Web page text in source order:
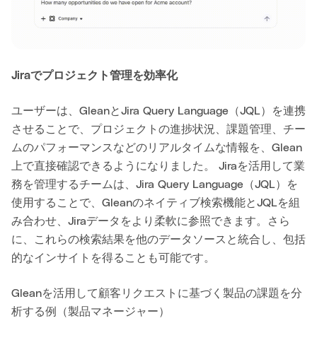
Jiraでプロジェクト管理を効率化
ユーザーは、GleanとJira Query Language（JQL）を連携
させることで、プロジェクトの進捗状況、課題管理、チー
ムのパフォーマンスなどのリアルタイムな情報を、Glean
上で直接確認できるようになりました。 Jiraを活用して業
務を管理するチームは、Jira Query Language（JQL）を
使用することで、Gleanのネイティブ検索機能とJQLを組
み合わせ、Jiraデータをより柔軟に参照できます。さら
に、これらの検索結果を他のデータソースと統合し、包括
的なインサイトを得ることも可能です。
Gleanを活用して顧客リクエストに基づく製品の課題を分
析する例（製品マネージャー）